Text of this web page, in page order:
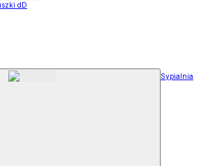
dD
Sypialnia